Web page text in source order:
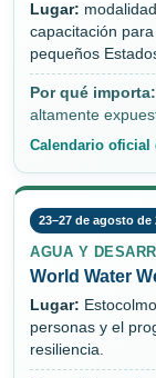
Lugar:
capacitación
pequeños
Por qué importa:
altamente
Calendario oficial
23–27 de agosto de
AGUA Y
World Water
Lugar:
personas y el
resiliencia.